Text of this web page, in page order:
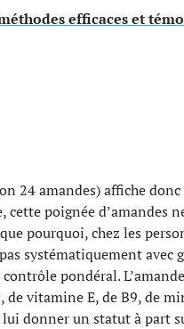
efficaces et
24 amandes) affiche donc
poignée d’amandes
pourquoi, chez les
systématiquement avec
pondéral.
vitamine E, de B9, de
donner un statut à part